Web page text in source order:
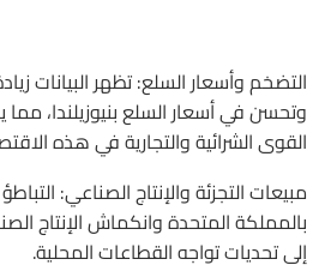
التضخم وأسعار السلع: تظهر البيانات
وتحسن في أسعار السلع بنيوزيلندا، مما
القوى الشرائية والتجارية في هذه
مبيعات التجزئة والإنتاج الصناعي:
بالمملكة المتحدة وانكماش الإنتاج
إلى تحديات تواجه القطاعات المحلية.